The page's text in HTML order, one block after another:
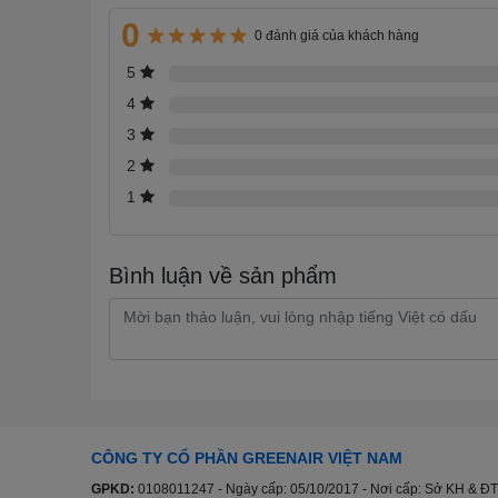
Samsung 32 inch UA32H5000F được tích hợp
hóa màu sắc, tăng độ sáng và độ tương phản riêng
thị chi tiết cùng độ sâu và ánh sáng rõ ràng.
Công nghệ HDR - Tăng độ tương phản
hình ảnh trở nên rõ ràng.
0 0 đánh giá của khách hàng
5
4
3
2
1
Bình luận về sản phẩm
CÔNG TY CỔ PHẦN GREENAIR VIỆT NAM
GPKD: 0108011247 - Ngày cấp: 05/10/2017 - Nơi cấp: Sở KH & ĐT